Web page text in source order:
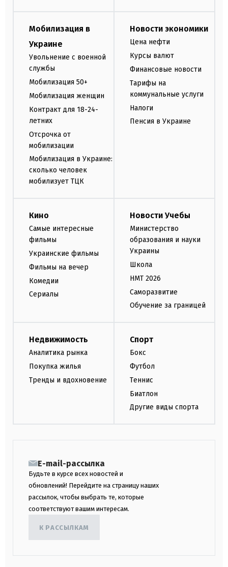
Мобилизация в
Украине
Увольнение с военной
службы
Мобилизация 50+
Мобилизация женщин
Контракт для 18-24-
летних
Отсрочка от
мобилизации
Мобилизация в Украине:
сколько человек
мобилизует ТЦК
Новости экономики
Цена нефти
Курсы валют
Финансовые новости
Тарифы на
коммунальные услуги
Налоги
Пенсия в Украине
Кино
Самые интересные
фильмы
Украинские фильмы
Фильмы на вечер
Комедии
Сериалы
Новости Учебы
Министерство
образования и науки
Украины
Школа
НМТ 2026
Саморазвитие
Обучение за границей
Недвижимость
Аналитика рынка
Покупка жилья
Тренды и вдохновение
Спорт
Бокс
Футбол
Теннис
Биатлон
Другие виды спорта
E-mail-рассылка
Будьте в курсе всех новостей и
обновлений! Перейдите на страницу наших
рассылок, чтобы выбрать те, которые
соответствуют вашим интересам.
К РАССЫЛКАМ